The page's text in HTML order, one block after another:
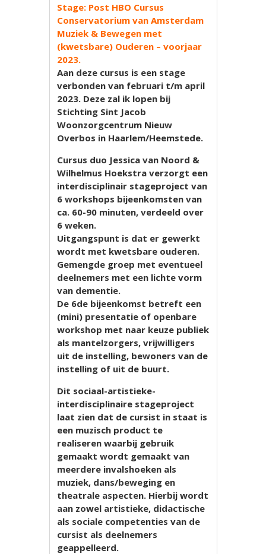
Stage: Post HBO Cursus
Conservatorium van Amsterdam
Muziek & Bewegen met
(kwetsbare) Ouderen – voorjaar
2023.
Aan deze cursus is een stage
verbonden van februari t/m april
2023. Deze zal ik lopen bij
Stichting Sint Jacob
Woonzorgcentrum Nieuw
Overbos in Haarlem/Heemstede.
Cursus duo Jessica van Noord &
Wilhelmus Hoekstra verzorgt een
interdisciplinair stageproject van
6 workshops bijeenkomsten van
ca. 60-90 minuten, verdeeld over
6 weken.
Uitgangspunt is dat er gewerkt
wordt met kwetsbare ouderen.
Gemengde groep met eventueel
deelnemers met een lichte vorm
van dementie.
De 6de bijeenkomst betreft een
(mini) presentatie of openbare
workshop met naar keuze publiek
als mantelzorgers, vrijwilligers
uit de instelling, bewoners van de
instelling of uit de buurt.
Dit sociaal-artistieke-
interdisciplinaire stageproject
laat zien dat de cursist in staat is
een muzisch product te
realiseren waarbij gebruik
gemaakt wordt gemaakt van
meerdere invalshoeken als
muziek, dans/beweging en
theatrale aspecten. Hierbij wordt
aan zowel artistieke, didactische
als sociale competenties van de
cursist als deelnemers
geappelleerd.